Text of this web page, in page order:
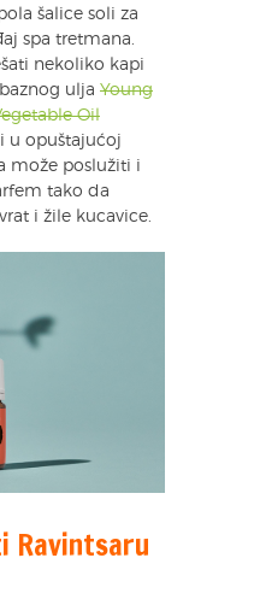
šalice soli za
spa tretmana.
nekoliko kapi
ulja Young
Oil
u opuštajućoj
može poslužiti i
tako da
i žile kucavice.
Ravintsaru